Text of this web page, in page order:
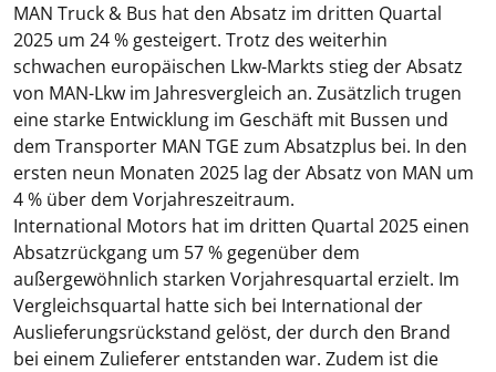
MAN Truck & Bus hat den Absatz im dritten Quartal
2025 um 24 % gesteigert. Trotz des weiterhin
schwachen europäischen Lkw-Markts stieg der Absatz
von MAN-Lkw im Jahresvergleich an. Zusätzlich trugen
eine starke Entwicklung im Geschäft mit Bussen und
dem Transporter MAN TGE zum Absatzplus bei. In den
ersten neun Monaten 2025 lag der Absatz von MAN um
4 % über dem Vorjahreszeitraum.
International Motors hat im dritten Quartal 2025 einen
Absatzrückgang um 57 % gegenüber dem
außergewöhnlich starken Vorjahresquartal erzielt. Im
Vergleichsquartal hatte sich bei International der
Auslieferungsrückstand gelöst, der durch den Brand
bei einem Zulieferer entstanden war. Zudem ist die